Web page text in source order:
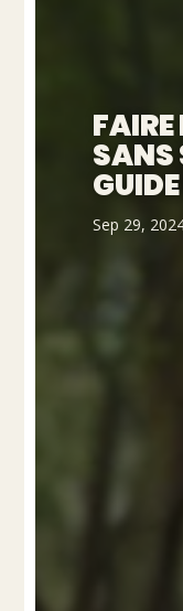
FAIRE
SANS
Sep 29,